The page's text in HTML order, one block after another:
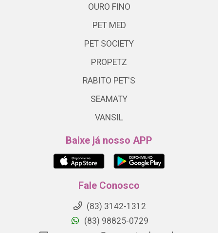
OURO FINO
PET MED
PET SOCIETY
PROPETZ
RABITO PET'S
SEAMATY
VANSIL
Baixe já nosso APP
Fale Conosco
(83) 3142-1312
(83) 98825-0729